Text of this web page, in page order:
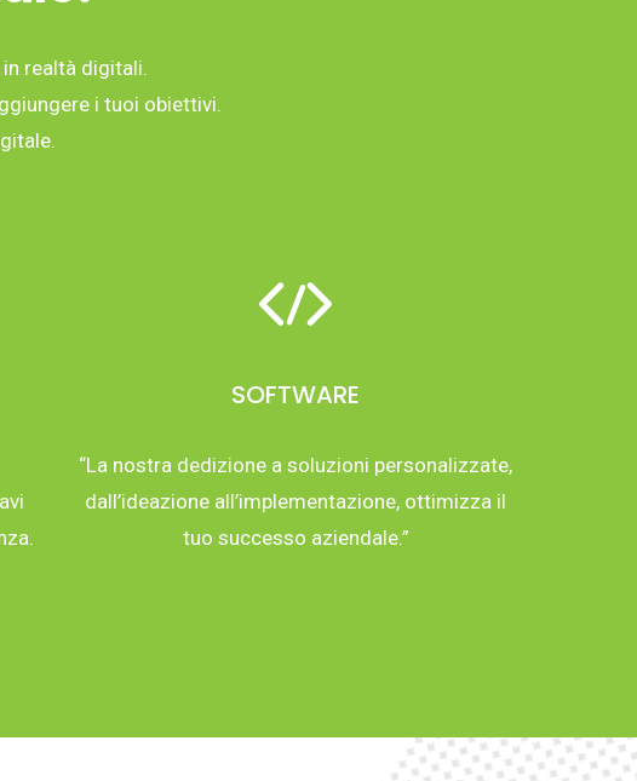
realtà digitali.
i tuoi obiettivi.
SOFTWARE
“La nostra dedizione a soluzioni personalizzate,
dall’ideazione all’implementazione, ottimizza il
tuo successo aziendale.”